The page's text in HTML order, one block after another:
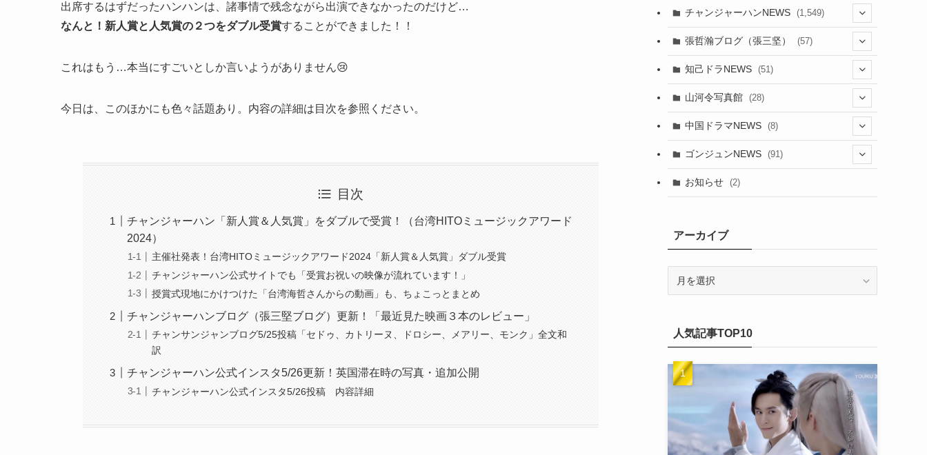
出席するはずだったハンハンは、諸事情で残念ながら出演できなかったのだけど…
なんと！新人賞と人気賞の２つをダブル受賞することができました！！
これはもう…本当にすごいとしか言いようがありません😢
今日は、このほかにも色々話題あり。内容の詳細は目次を参照ください。
目次
チャンジャーハン「新人賞＆人気賞」をダブルで受賞！（台湾HITOミュージックアワード
2024）
主催社発表！台湾HITOミュージックアワード2024「新人賞＆人気賞」ダブル受賞
チャンジャーハン公式サイトでも「受賞お祝いの映像が流れています！」
授賞式現地にかけつけた「台湾海哲さんからの動画」も、ちょこっとまとめ
チャンジャーハンブログ（張三堅ブログ）更新！「最近見た映画３本のレビュー」
チャンサンジャンブログ5/25投稿「セドゥ、カトリーヌ、ドロシー、メアリー、モンク」全文和
訳
チャンジャーハン公式インスタ5/26更新！英国滞在時の写真・追加公開
チャンジャーハン公式インスタ5/26投稿 内容詳細
チャンジャーハンNEWS (1,549)
(6)
(29)
(20)
(21)
(21)
(24)
(23)
(27)
張哲瀚ブログ（張三坚） (57)
(14)
知己ドラNEWS (51)
(42)
(5)
(1)
山河令写真館 (28)
(17)
(3)
(2)
中国ドラマNEWS (8)
(1)
(6)
ゴンジュンNEWS (91)
お知らせ (2)
アーカイブ
ブ人気記事TOP10